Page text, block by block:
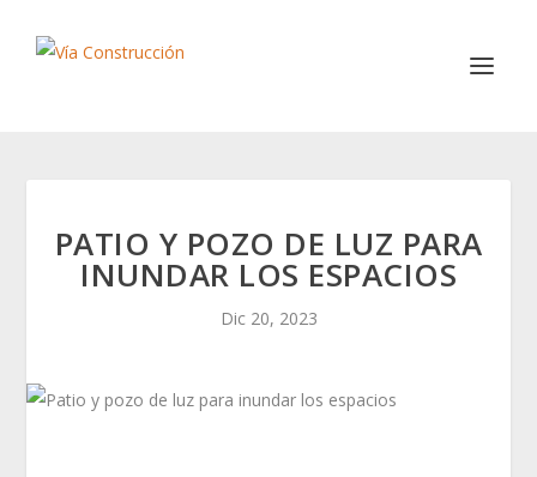
PATIO Y POZO DE LUZ PARA
INUNDAR LOS ESPACIOS
Dic 20, 2023